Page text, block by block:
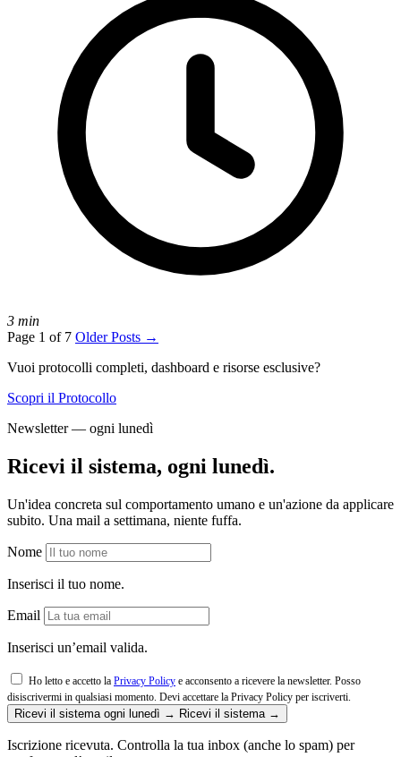
3 min
Page 1 of 7 Older Posts →
Vuoi protocolli completi, dashboard e risorse esclusive?
Scopri il Protocollo
Newsletter — ogni lunedì
Ricevi il sistema, ogni lunedì.
Un'idea concreta sul comportamento umano e un'azione da applicare
subito. Una mail a settimana, niente fuffa.
Nome
Inserisci il tuo nome.
Email
Inserisci un’email valida.
Ho letto e accetto la Privacy Policy e acconsento a ricevere la newsletter. Posso
disiscrivermi in qualsiasi momento.
Devi accettare la Privacy Policy per iscriverti.
Ricevi il sistema ogni lunedì → Ricevi il sistema →
Iscrizione ricevuta. Controlla la tua inbox (anche lo spam) per